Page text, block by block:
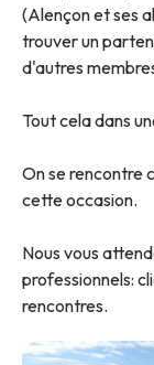
(Alençon et ses
trouver un
d'autres
Tout cela dans
On se rencontre
cette occasion.
Nous vous
professionnels:
rencontres.